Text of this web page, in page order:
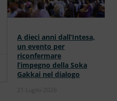
A dieci anni dall’Intesa,
un evento per
riconfermare
l’impegno della Soka
Gakkai nel dialogo
21 Luglio 2026